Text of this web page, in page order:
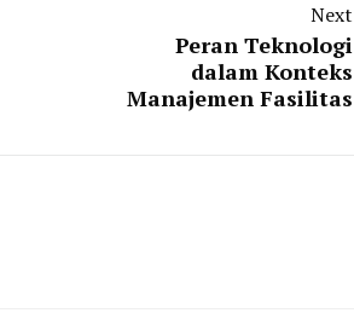
Next
Peran Teknologi
dalam Konteks
Manajemen Fasilitas